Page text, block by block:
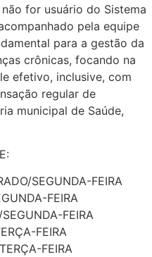
for usuário do Sistema
pela equipe
para a gestão da
crônicas, focando na
efetivo, inclusive, com
regular de
municipal de Saúde,
SEGUNDA-FEIRA
FEIRA
FEIRA
FEIRA
FEIRA